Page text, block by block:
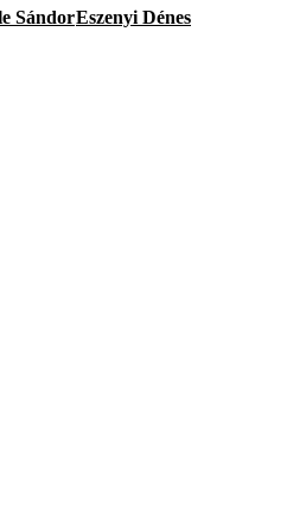
SándorEszenyi Dénes